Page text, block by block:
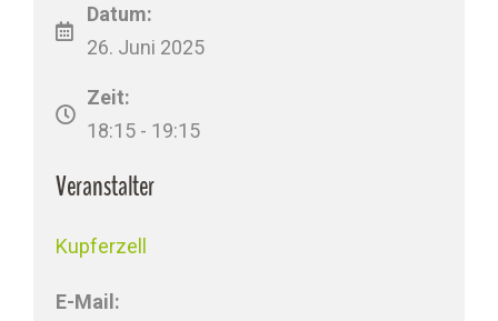
Datum:
26. Juni 2025
Zeit:
18:15 - 19:15
Veranstalter
Kupferzell
E-Mail: